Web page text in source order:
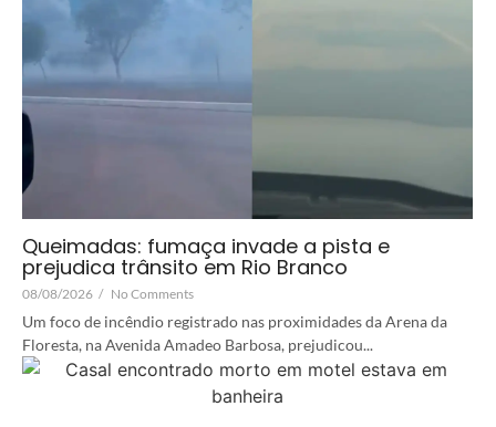
Queimadas: fumaça invade a pista e
prejudica trânsito em Rio Branco
08/08/2026 / No Comments
Um foco de incêndio registrado nas proximidades da Arena da
Floresta, na Avenida Amadeo Barbosa, prejudicou...